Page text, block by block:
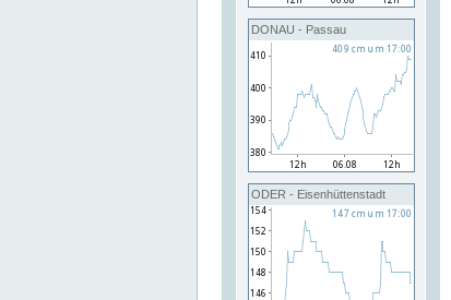
DONAU - Passau
ODER - Eisenhüttenstadt